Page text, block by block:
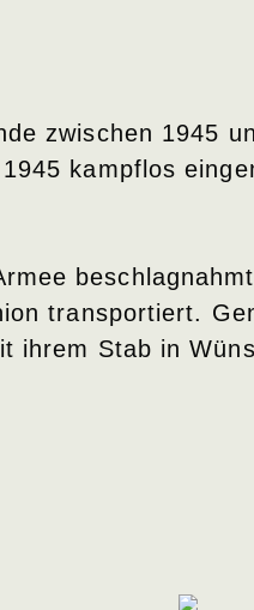
zwischen 1945
kampflos
transportiert.
ihrem Stab in